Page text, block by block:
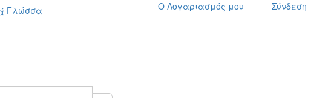
Γλώσσα Ο Λογαριασμός μου Σύνδεση